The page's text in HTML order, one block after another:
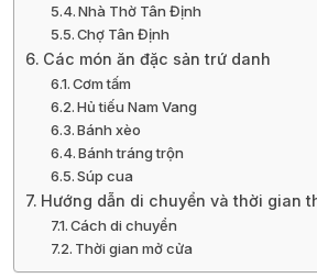
Nhà Thờ Tân Định
Chợ Tân Định
Các món ăn đặc sản trứ danh
Cơm tấm
Hủ tiếu Nam Vang
Bánh xèo
Bánh tráng trộn
Súp cua
Hướng dẫn di chuyển và thời gian
Cách di chuyển
Thời gian mở cửa